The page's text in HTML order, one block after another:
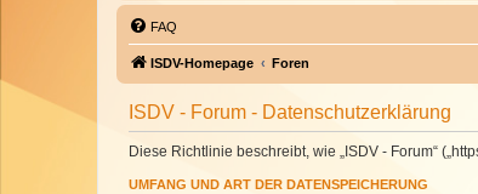
FAQ
ISDV-Homepage Foren
ISDV - Forum - Datenschutzerklärung
Diese Richtlinie beschreibt, wie „ISDV - Forum“
UMFANG UND ART DER DATENSPEICHERUNG